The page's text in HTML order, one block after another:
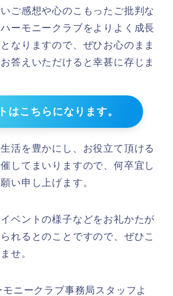
ご感想や心のこもったご批判な
ーモニークラブをよりよく成長
なりますので、ぜひお心のまま
答えいただけると幸甚に存じま
はこちらになります。
活を豊かにし、お役立て頂ける
してまいりますので、何卒宜し
い申し上げます。
ベントの様子などをお礼かたが
れるとのことですので、ぜひこ
せ。
モニークラブ事務局スタッフよ